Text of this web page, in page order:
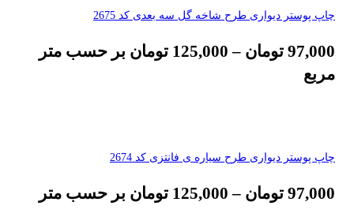
چاپ پوستر دیواری طرح شاخه گل سه بعدی کد 2675
97,000 تومان –
125,000 تومان بر حسب متر
مربع
چاپ پوستر دیواری طرح سیاره ی فانتزی کد 2674
97,000 تومان –
125,000 تومان بر حسب متر